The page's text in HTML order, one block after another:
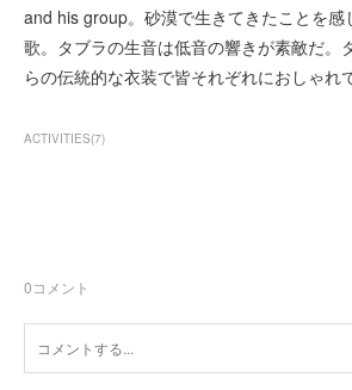
and his group。砂漠で生きてきたことを感
歌。タブラの生音は低音の響きが素敵だ。
らの伝統的な衣装で皆それぞれにおしゃれで
ACTIVITIES(7)
0コメント